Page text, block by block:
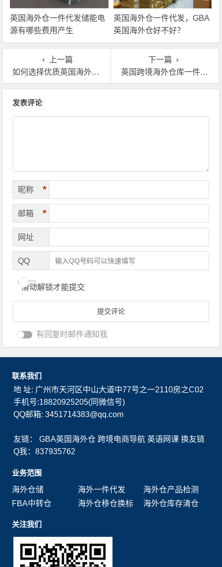
英国海外仓一件代发储能电
源有哪些费用产生
英国海外仓一件代发，GBA
英国海外仓好不好？
上一篇
如何选择优质英国海外仓？对跨境卖家的重要性！
下一篇
英国跨境海外仓库一件代发:适用于哪些平台和品类？
发表评论
昵称 *
邮箱 *
网址
QQ
滑动解锁才能提交
有回复时邮件通知我
联系我们
地 址: 广州市天河区中山大道中77号之一2110房之C02
手机号:18820925205(同微信号)
QQ邮箱: 3451714383@qq.com
友链：GBA英国海外仓 跨境电商导航 英语网课 换友链
Q我：837935762
业务范围
海外仓储
海外一件代发
海外仓产品检测
FBA中转仓
海外仓移仓换标 海外仓库存清仓
关注我们